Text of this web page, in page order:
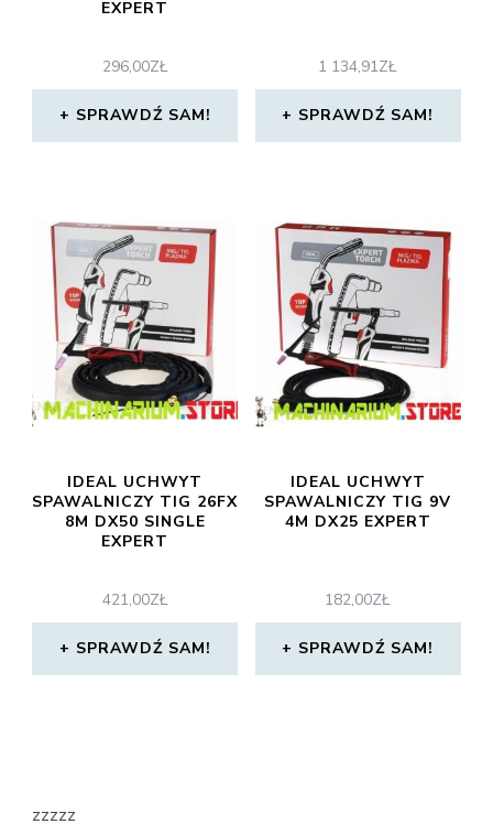
EXPERT
296,00ZŁ
SPRAWDŹ SAM!
1 134,91ZŁ
SPRAWDŹ SAM!
IDEAL UCHWYT
SPAWALNICZY TIG 26FX
8M DX50 SINGLE
EXPERT
421,00ZŁ
SPRAWDŹ SAM!
IDEAL UCHWYT
SPAWALNICZY TIG 9V
4M DX25 EXPERT
182,00ZŁ
SPRAWDŹ SAM!
zzzzz